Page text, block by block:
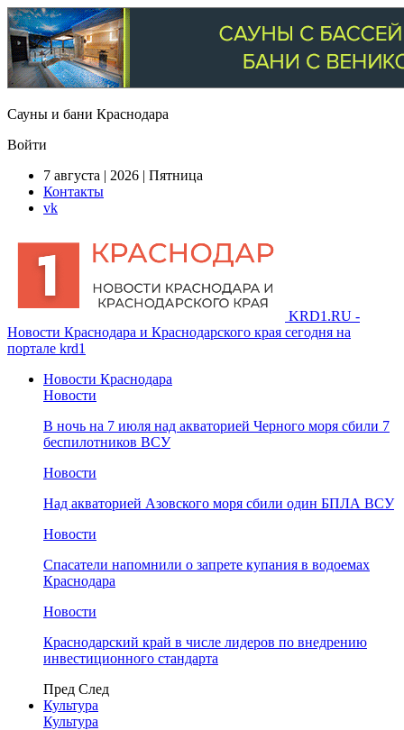
Сауны и бани Краснодара
Войти
7 августа | 2026 | Пятница
Контакты
vk
KRD1.RU -
Новости Краснодара и Краснодарского края сегодня на
портале krd1
Новости Краснодара
Новости
В ночь на 7 июля над акваторией Черного моря сбили 7
беспилотников ВСУ
Новости
Над акваторией Азовского моря сбили один БПЛА ВСУ
Новости
Спасатели напомнили о запрете купания в водоемах
Краснодара
Новости
Краснодарский край в числе лидеров по внедрению
инвестиционного стандарта
Пред След
Культура
Культура